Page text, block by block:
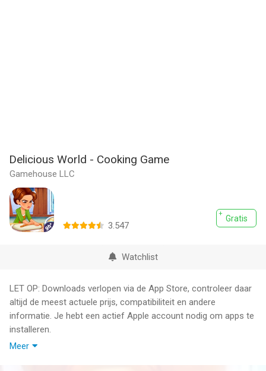
Delicious World - Cooking Game
Gamehouse LLC
Gratis
3.547
Watchlist
LET OP: Downloads verlopen via de App Store, controleer daar
altijd de meest actuele prijs, compatibiliteit en andere
informatie. Je hebt een actief Apple account nodig om apps te
installeren.
Meer